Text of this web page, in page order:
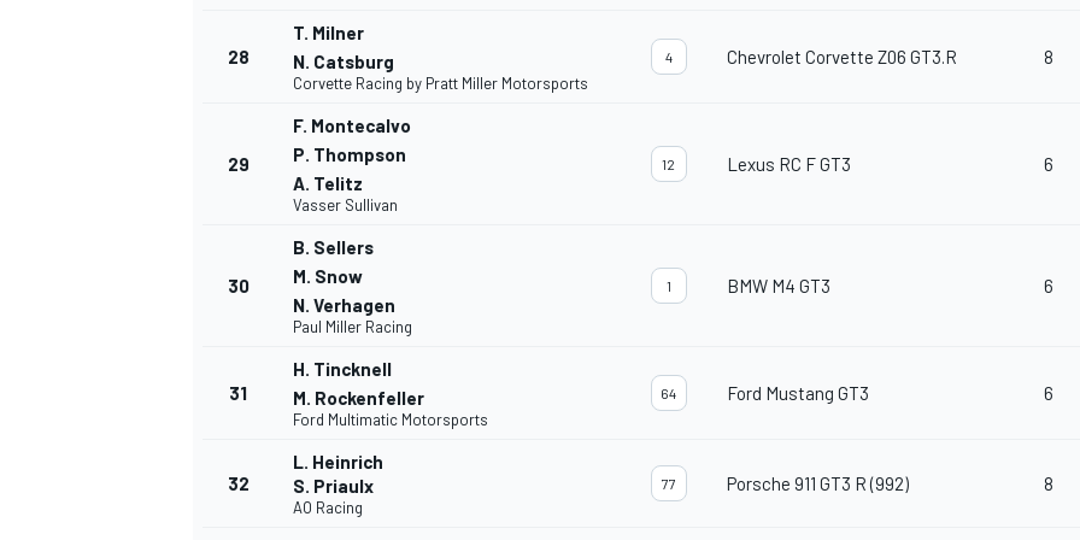
28
T. Milner
N. Catsburg
Corvette Racing by Pratt Miller Motorsports
4 Chevrolet Corvette Z06 GT3.R 8
29
F. Montecalvo
P. Thompson
A. Telitz
Vasser Sullivan
12 Lexus RC F GT3 6
30
B. Sellers
M. Snow
N. Verhagen
Paul Miller Racing
1 BMW M4 GT3 6
31
H. Tincknell
M. Rockenfeller
Ford Multimatic Motorsports
64 Ford Mustang GT3 6
32
L. Heinrich
S. Priaulx
AO Racing
77 Porsche 911 GT3 R (992) 8